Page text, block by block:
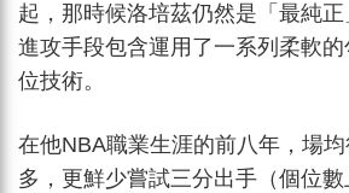
起，那時候洛培茲仍然是「最純
進攻手段包含運用了一系列柔軟
位技術。
在他NBA職業生涯的前八年，場
多，更鮮少嘗試三分出手（個位數